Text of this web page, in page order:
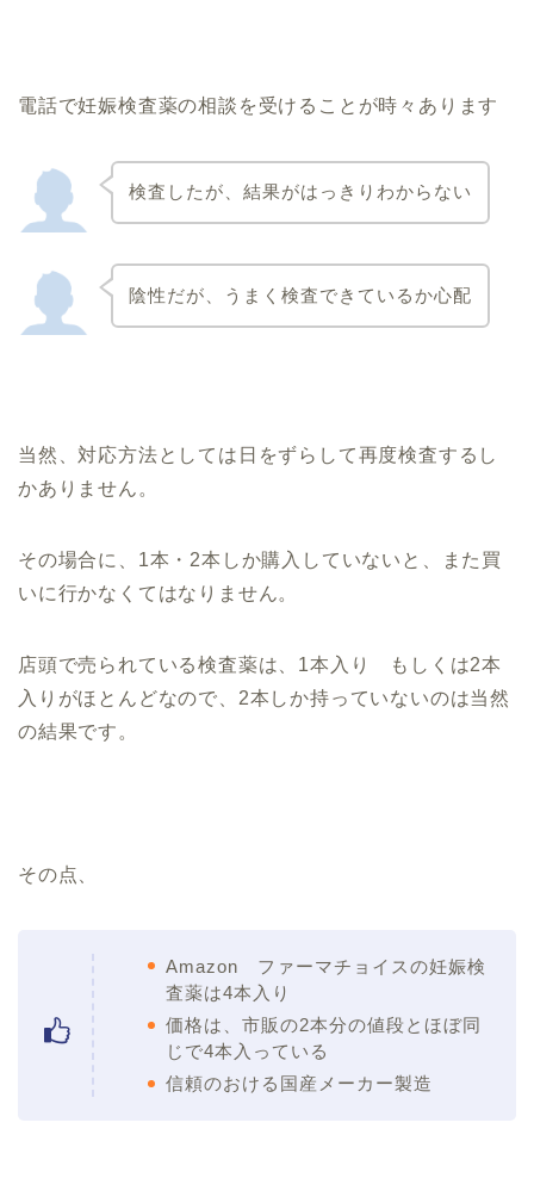
電話で妊娠検査薬の相談を受けることが時々あります
検査したが、結果がはっきりわからない
陰性だが、うまく検査できているか心配
当然、対応方法としては日をずらして再度検査するし
かありません。
その場合に、1本・2本しか購入していないと、また買
いに行かなくてはなりません。
店頭で売られている検査薬は、1本入り もしくは2本
入りがほとんどなので、2本しか持っていないのは当然
の結果です。
その点、
Amazon ファーマチョイスの妊娠検
査薬は4本入り
価格は、市販の2本分の値段とほぼ同
じで4本入っている
信頼のおける国産メーカー製造